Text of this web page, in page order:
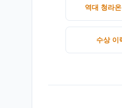
역대 청라
수상 이